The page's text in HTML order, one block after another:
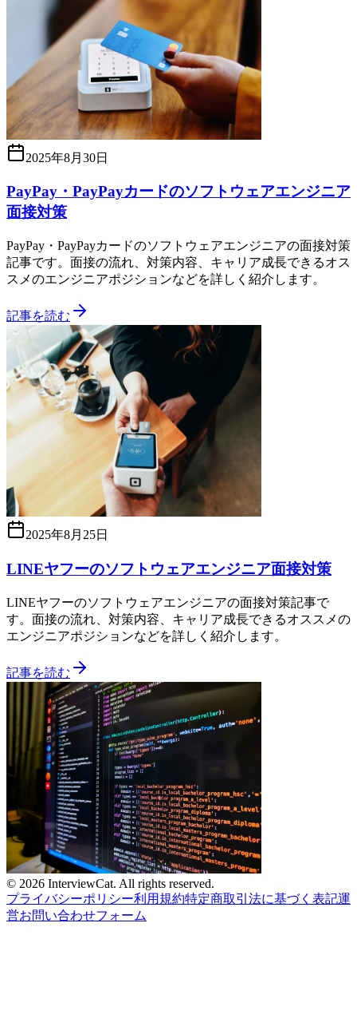
2025年8月30日
PayPay・PayPayカードのソフトウェアエンジニア
面接対策
PayPay・PayPayカードのソフトウェアエンジニアの面接対策
記事です。面接の流れ、対策内容、キャリア成長できるオス
スメのエンジニアポジションなどを詳しく紹介します。
記事を読む
2025年8月25日
LINEヤフーのソフトウェアエンジニア面接対策
LINEヤフーのソフトウェアエンジニアの面接対策記事で
す。面接の流れ、対策内容、キャリア成長できるオススメの
エンジニアポジションなどを詳しく紹介します。
記事を読む
© 2026 InterviewCat. All rights reserved.
プライバシーポリシー利用規約特定商取引法に基づく表記運
営お問い合わせフォーム